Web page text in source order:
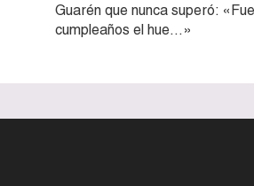
Guarén que nunca superó:
cumpleaños el hue…»